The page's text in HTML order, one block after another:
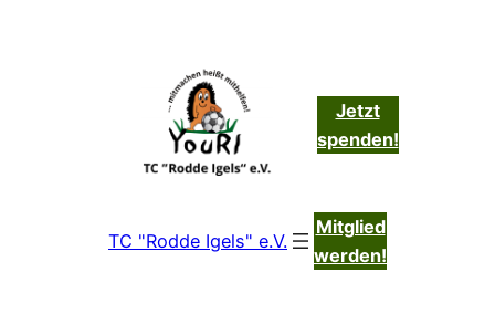
Jetzt
spenden!
TC "Rodde Igels" e.V.
Mitglied
werden!